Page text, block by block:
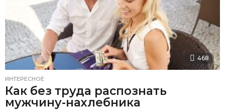
468
ИНТЕРЕСНОЕ
Как без труда распознать
мужчину-нахлебника